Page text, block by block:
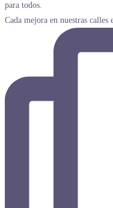
Cada mejora en nuestras calles